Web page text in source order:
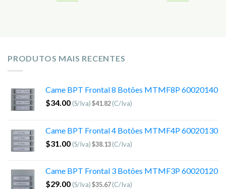
PRODUTOS MAIS RECENTES
Came BPT Frontal 8 Botões MTMF8P 60020140
$34.00 (S/Iva)$41.82(C/Iva)
Came BPT Frontal 4 Botões MTMF4P 60020130
$31.00 (S/Iva)$38.13(C/Iva)
Came BPT Frontal 3 Botões MTMF3P 60020120
$29.00 (S/Iva)$35.67(C/Iva)